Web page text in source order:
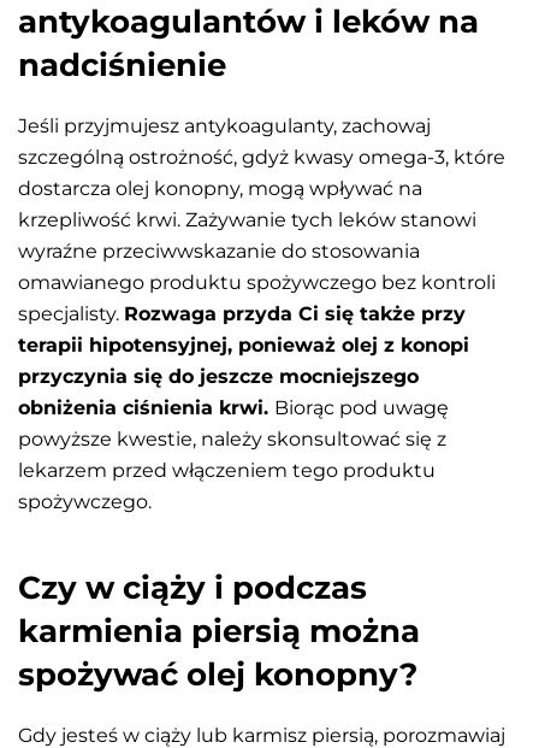
antykoagulantów i leków na
nadciśnienie
Jeśli przyjmujesz antykoagulanty, zachowaj
szczególną ostrożność, gdyż kwasy omega-3, które
dostarcza olej konopny, mogą wpływać na
krzepliwość krwi. Zażywanie tych leków stanowi
wyraźne przeciwwskazanie do stosowania
omawianego produktu spożywczego bez kontroli
specjalisty. Rozwaga przyda Ci się także przy
terapii hipotensyjnej, ponieważ olej z konopi
przyczynia się do jeszcze mocniejszego
obniżenia ciśnienia krwi. Biorąc pod uwagę
powyższe kwestie, należy skonsultować się z
lekarzem przed włączeniem tego produktu
spożywczego.
Czy w ciąży i podczas
karmienia piersią można
spożywać olej konopny?
Gdy jesteś w ciąży lub karmisz piersią, porozmawiaj